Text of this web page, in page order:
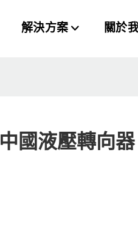
解決方案 關於
中國液壓轉向